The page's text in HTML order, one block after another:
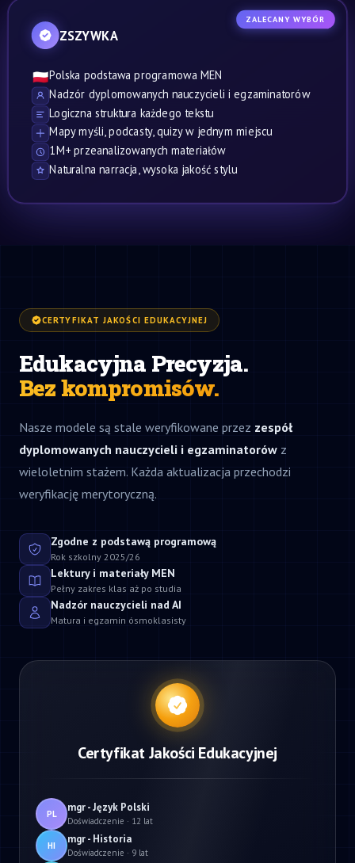
ZALECANY WYBÓR
ZSZYWKA
🇵🇱Polska podstawa programowa MEN
Nadzór dyplomowanych nauczycieli i egzaminatorów
Logiczna struktura każdego tekstu
Mapy myśli, podcasty, quizy w jednym miejscu
1M+ przeanalizowanych materiałów
Naturalna narracja, wysoka jakość stylu
CERTYFIKAT JAKOŚCI EDUKACYJNEJ
Edukacyjna Precyzja.
Bez kompromisów.
Nasze modele są stale weryfikowane przez zespół
dyplomowanych nauczycieli i egzaminatorów z
wieloletnim stażem. Każda aktualizacja przechodzi
weryfikację merytoryczną.
Zgodne z podstawą programową
Rok szkolny 2025/26
Lektury i materiały MEN
Pełny zakres klas aż po studia
Nadzór nauczycieli nad AI
Matura i egzamin ósmoklasisty
Certyfikat Jakości Edukacyjnej
PL mgr - Język Polski
Doświadczenie · 12 lat
HI mgr - Historia
Doświadczenie · 9 lat